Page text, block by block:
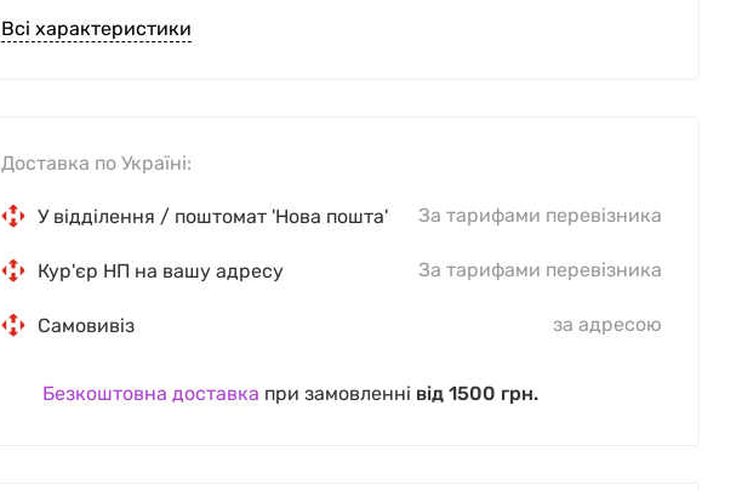
Доставка по Україні:
У відділення / поштомат 'Нова пошта' За тарифами перевізника
Кур'єр НП на вашу адресу За тарифами перевізника
Самовивіз за адресою
Безкоштовна доставка при замовленні від 1500 грн.
Всі характеристики